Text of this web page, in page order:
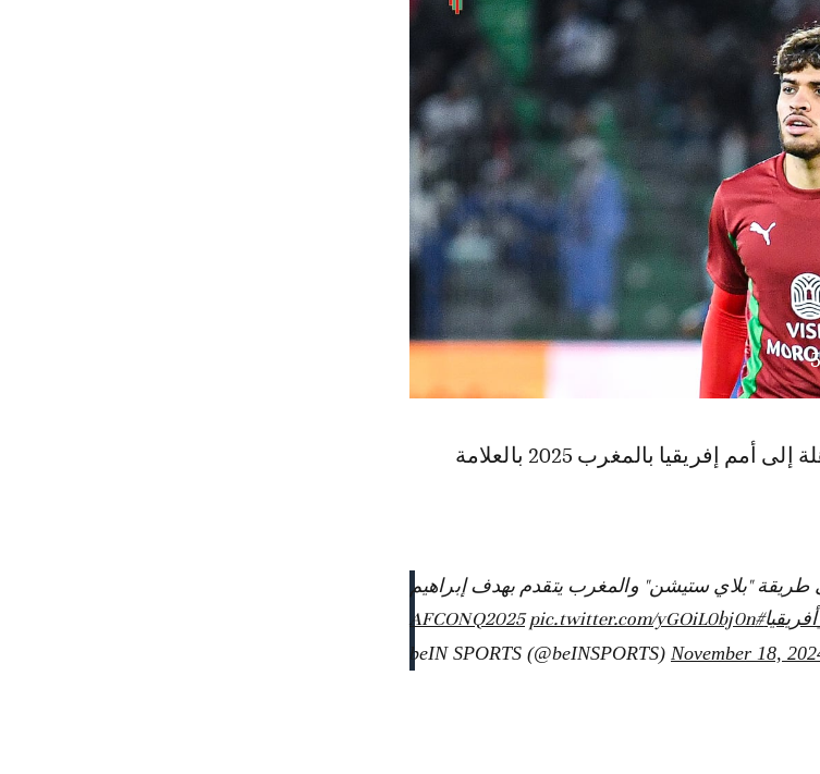
5
و أنهى « الأسود » مجموعتهم المؤهلة إلى أمم إفريقيا بالمغرب 2025 بالعلامة
طريقة "بلاي ستيشن" والمغرب يتقدم بهدف إبراهيم
#AFCONQ2025
pic.twitter.com/yGOiL0bj0n
November 18,